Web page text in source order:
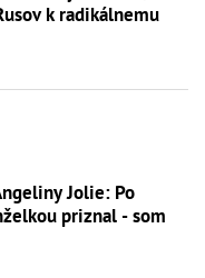
k radikálnemu
Jolie: Po
priznal - som